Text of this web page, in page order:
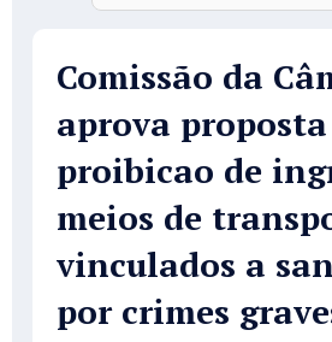
Comissão da
aprova
proibicao de
meios de
vinculados a
por crimes